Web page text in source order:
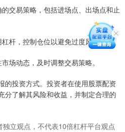
交易策略，包括进场点、出场点和止
杆，控制仓位以避免过度风险。
场动态，及时调整交易策略。
的投资方式。投资者在使用股票配资
分了解其风险和收益，并制定合理的
独立观点，不代表10倍杠杆平台观点